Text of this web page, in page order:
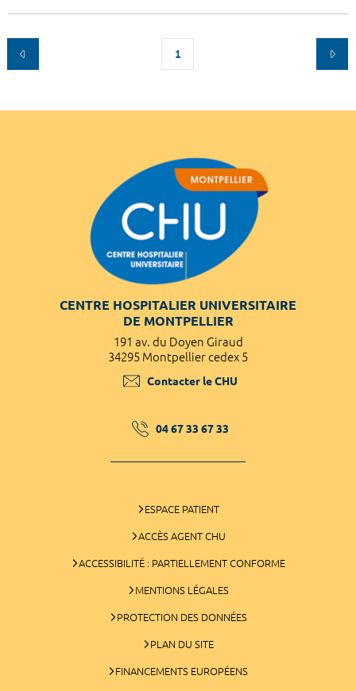
1
CENTRE HOSPITALIER UNIVERSITAIRE
DE MONTPELLIER
191 av. du Doyen Giraud
34295 Montpellier cedex 5
Contacter le CHU
04 67 33 67 33
ESPACE PATIENT
ACCÈS AGENT CHU
ACCESSIBILITÉ : PARTIELLEMENT CONFORME
MENTIONS LÉGALES
PROTECTION DES DONNÉES
PLAN DU SITE
FINANCEMENTS EUROPÉENS